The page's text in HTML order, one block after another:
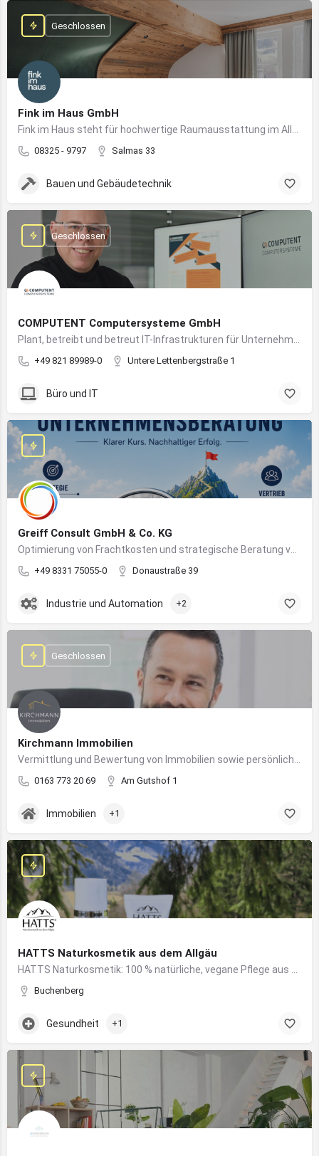
Fink im Haus GmbH
08325 - 9797 Salmas 33
Geschlossen
Bauen und Gebäudetechnik
COMPUTENT Computersysteme GmbH
+49 821 89989-0 Untere Lettenbergstraße 1
Geschlossen
Büro und IT
Greiff Consult GmbH & Co. KG
+49 8331 75055-0 Donaustraße 39
Industrie und Automation +2
Kirchmann Immobilien
0163 773 20 69 Am Gutshof 1
Geschlossen
Immobilien +1
HATTS Naturkosmetik aus dem Allgäu
Buchenberg
Gesundheit +1